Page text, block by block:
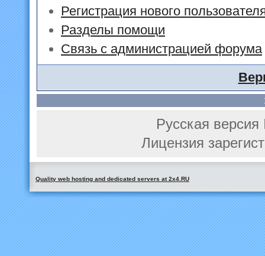
Регистрация нового
Разделы помощи
Связь с администрацией форума
Русская
Лицензия
Quality web hosting and dedicated servers at 2x4.RU